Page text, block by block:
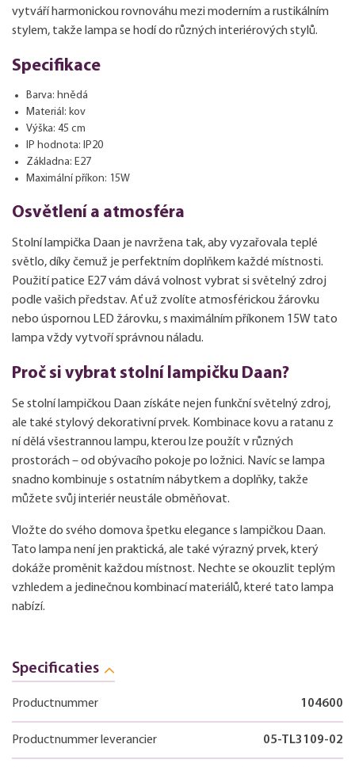
vytváří harmonickou rovnováhu mezi moderním a rustikálním
stylem, takže lampa se hodí do různých interiérových stylů.
Specifikace
Barva: hnědá
Materiál: kov
Výška: 45 cm
IP hodnota: IP20
Základna: E27
Maximální příkon: 15W
Osvětlení a atmosféra
Stolní lampička Daan je navržena tak, aby vyzařovala teplé
světlo, díky čemuž je perfektním doplňkem každé místnosti.
Použití patice E27 vám dává volnost vybrat si světelný zdroj
podle vašich představ. Ať už zvolíte atmosférickou žárovku
nebo úspornou LED žárovku, s maximálním příkonem 15W tato
lampa vždy vytvoří správnou náladu.
Proč si vybrat stolní lampičku Daan?
Se stolní lampičkou Daan získáte nejen funkční světelný zdroj,
ale také stylový dekorativní prvek. Kombinace kovu a ratanu z
ní dělá všestrannou lampu, kterou lze použít v různých
prostorách – od obývacího pokoje po ložnici. Navíc se lampa
snadno kombinuje s ostatním nábytkem a doplňky, takže
můžete svůj interiér neustále obměňovat.
Vložte do svého domova špetku elegance s lampičkou Daan.
Tato lampa není jen praktická, ale také výrazný prvek, který
dokáže proměnit každou místnost. Nechte se okouzlit teplým
vzhledem a jedinečnou kombinací materiálů, které tato lampa
nabízí.
Specificaties
Productnummer 104600
Productnummer leverancier 05-TL3109-02